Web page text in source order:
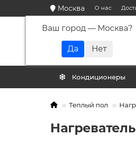
Москва
Ваш город — Москва?
О нас
Кондиционеры
Теплый пол